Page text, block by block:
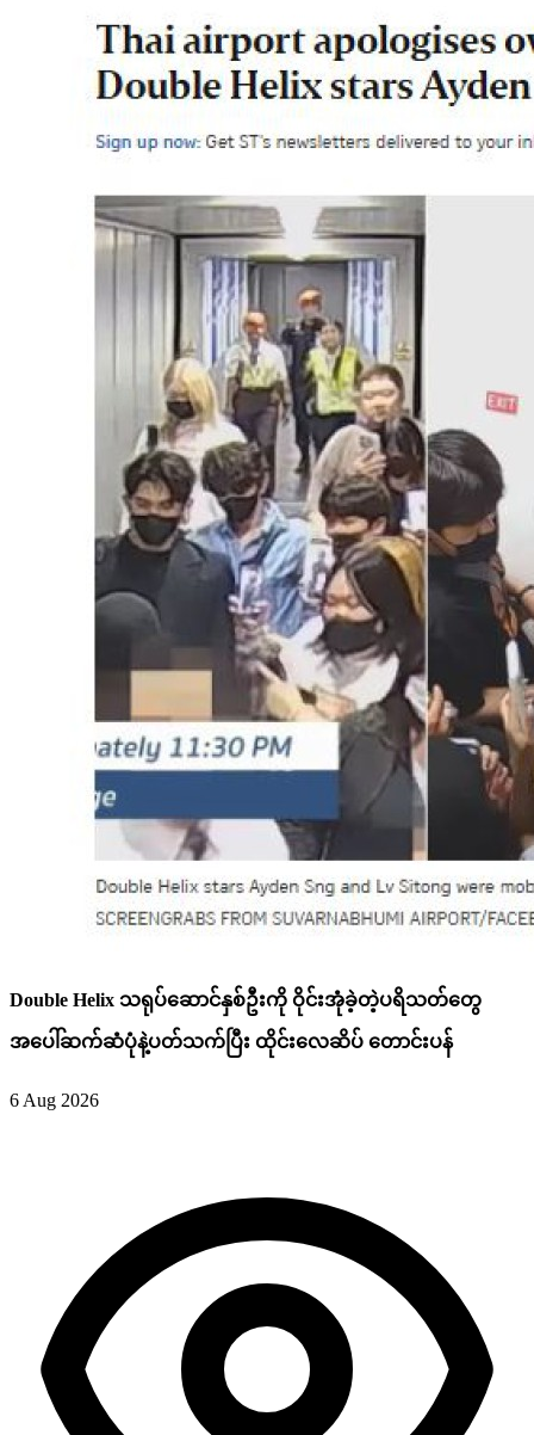
Double Helix သရုပ်ဆောင်နှစ်ဦးကို ဝိုင်းအုံခဲ့တဲ့ပရိသတ်တွေ
အပေါ်ဆက်ဆံပုံနဲ့ပတ်သက်ပြီး ထိုင်းလေဆိပ် တောင်းပန်
6 Aug 2026